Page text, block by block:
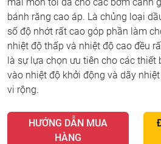
bánh răng cao áp. Là chủng loại
số độ nhớt rất cao góp phần làm
nhiệt độ thấp và nhiệt độ cao đều
là sự lựa chọn ưu tiên cho các thiết
vào nhiệt độ khởi động và dãy
vi rộng.
HƯỚNG DẪN MUA
HÀNG